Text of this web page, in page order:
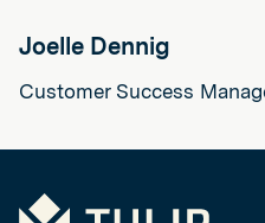
Joelle Dennig
Customer Success
Tulip